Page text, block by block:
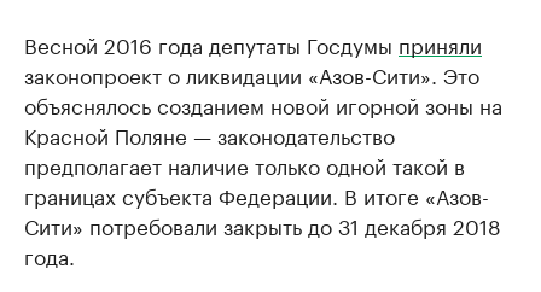
Весной 2016 года депутаты Госдумы приняли
законопроект о ликвидации «Азов-Сити». Это
объяснялось созданием новой игорной зоны на
Красной Поляне — законодательство
предполагает наличие только одной такой в
границах субъекта Федерации. В итоге «Азов-
Сити» потребовали закрыть до 31 декабря 2018
года.